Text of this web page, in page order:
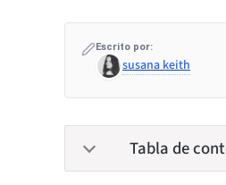
Escrito por:
susana keith
Tabla de